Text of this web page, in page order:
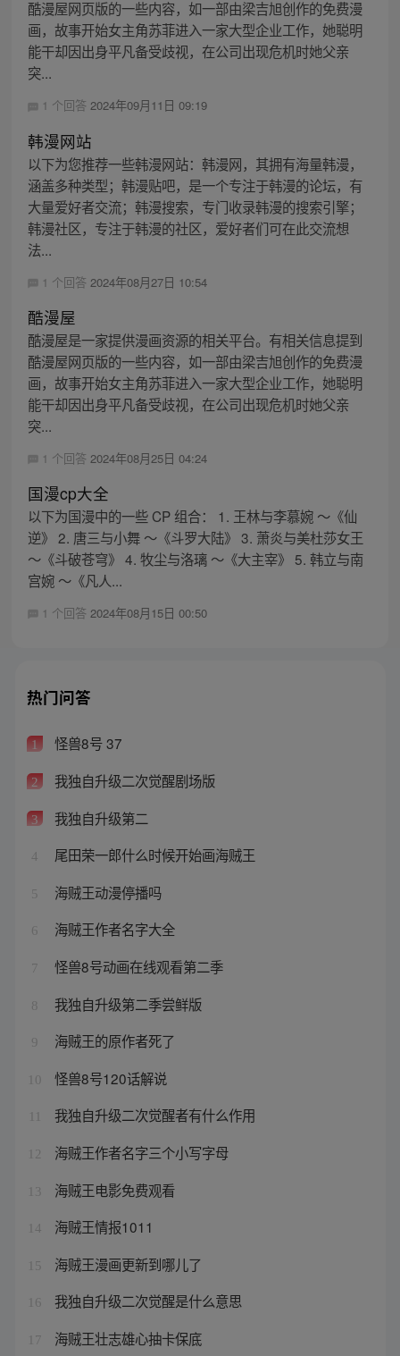
酷漫屋网页版的一些内容，如一部由梁吉旭创作的免费漫
画，故事开始女主角苏菲进入一家大型企业工作，她聪明
能干却因出身平凡备受歧视，在公司出现危机时她父亲
突...
1 个回答 2024年09月11日 09:19
韩漫网站
以下为您推荐一些韩漫网站：韩漫网，其拥有海量韩漫，
涵盖多种类型；韩漫贴吧，是一个专注于韩漫的论坛，有
大量爱好者交流；韩漫搜索，专门收录韩漫的搜索引擎；
韩漫社区，专注于韩漫的社区，爱好者们可在此交流想
法...
1 个回答 2024年08月27日 10:54
酷漫屋
酷漫屋是一家提供漫画资源的相关平台。有相关信息提到
酷漫屋网页版的一些内容，如一部由梁吉旭创作的免费漫
画，故事开始女主角苏菲进入一家大型企业工作，她聪明
能干却因出身平凡备受歧视，在公司出现危机时她父亲
突...
1 个回答 2024年08月25日 04:24
国漫cp大全
以下为国漫中的一些 CP 组合： 1. 王林与李慕婉 ～《仙
逆》 2. 唐三与小舞 ～《斗罗大陆》 3. 萧炎与美杜莎女王
～《斗破苍穹》 4. 牧尘与洛璃 ～《大主宰》 5. 韩立与南
宫婉 ～《凡人...
1 个回答 2024年08月15日 00:50
热门问答
1 怪兽8号 37
2 我独自升级二次觉醒剧场版
3 我独自升级第二
4 尾田荣一郎什么时候开始画海贼王
5 海贼王动漫停播吗
6 海贼王作者名字大全
7 怪兽8号动画在线观看第二季
8 我独自升级第二季尝鲜版
9 海贼王的原作者死了
10 怪兽8号120话解说
我独自升级二次觉醒者有什么作用
12 海贼王作者名字三个小写字母
13 海贼王电影免费观看
14 海贼王情报1011
15 海贼王漫画更新到哪儿了
16 我独自升级二次觉醒是什么意思
17 海贼王壮志雄心抽卡保底